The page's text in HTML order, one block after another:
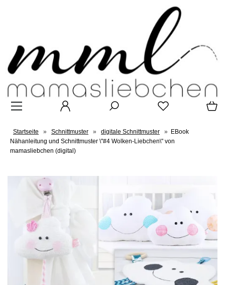
Startseite » Schnittmuster » digitale Schnittmuster » EBook
Nähanleitung und Schnittmuster \"#4 Wolken-Liebchen\" von
mamasliebchen (digital)